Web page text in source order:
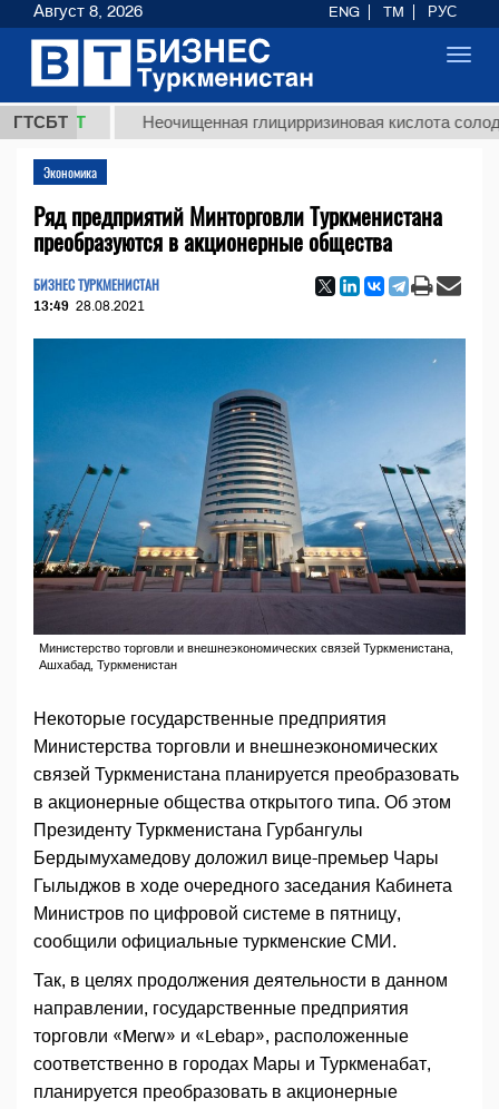
ГТСБТ Неочищенная глицирризиновая кислота солодкового
Экономика
Ряд предприятий Минторговли Туркменистана
преобразуются в акционерные общества
БИЗНЕС ТУРКМЕНИСТАН
13:49 28.08.2021
Министерство торговли и внешнеэкономических связей Туркменистана,
Ашхабад, Туркменистан
Некоторые государственные предприятия
Министерства торговли и внешнеэкономических
связей Туркменистана планируется преобразовать
в акционерные общества открытого типа. Об этом
Президенту Туркменистана Гурбангулы
Бердымухамедову доложил вице-премьер Чары
Гылыджов в ходе очередного заседания Кабинета
Министров по цифровой системе в пятницу,
сообщили официальные туркменские СМИ.
Так, в целях продолжения деятельности в данном
направлении, государственные предприятия
торговли «Merw» и «Lebap», расположенные
соответственно в городах Мары и Туркменабат,
планируется преобразовать в акционерные
Август 8, 2026 ENG TM РУС